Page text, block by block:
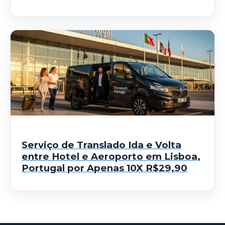
Serviço de Translado Ida e Volta
entre Hotel e Aeroporto em Lisboa,
Portugal por Apenas 10X R$29,90